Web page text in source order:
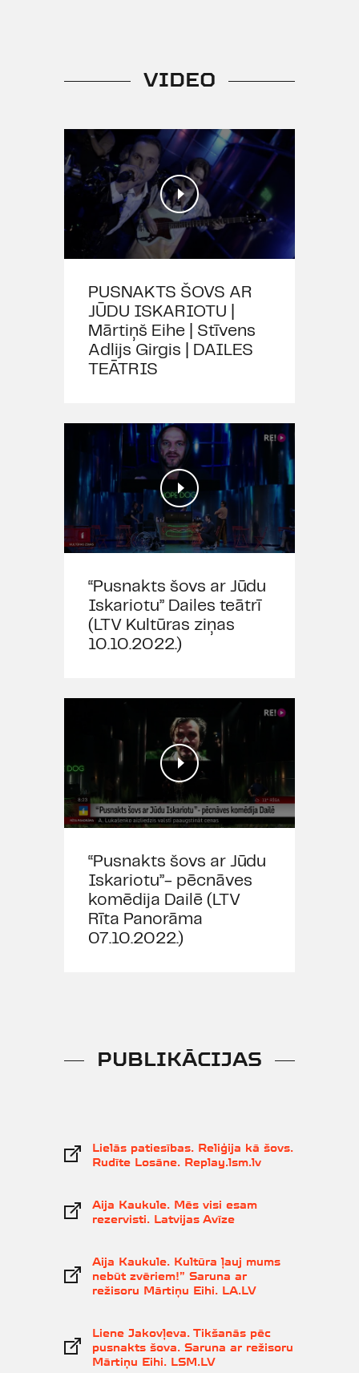
VIDEO
PUSNAKTS ŠOVS AR
JŪDU ISKARIOTU |
Mārtiņš Eihe | Stīvens
Adlijs Girgis | DAILES
TEĀTRIS
“Pusnakts šovs ar Jūdu
Iskariotu” Dailes teātrī
(LTV Kultūras ziņas
10.10.2022.)
“Pusnakts šovs ar Jūdu
Iskariotu”- pēcnāves
komēdija Dailē (LTV
Rīta Panorāma
07.10.2022.)
PUBLIKĀCIJAS
Lielās patiesības. Reliģija kā šovs.
Rudīte Losāne. Replay.lsm.lv
Aija Kaukule. Mēs visi esam
rezervisti. Latvijas Avīze
Aija Kaukule. Kultūra ļauj mums
nebūt zvēriem!” Saruna ar
režisoru Mārtiņu Eihi. LA.LV
Liene Jakovļeva. Tikšanās pēc
pusnakts šova. Saruna ar režisoru
Mārtiņu Eihi. LSM.LV